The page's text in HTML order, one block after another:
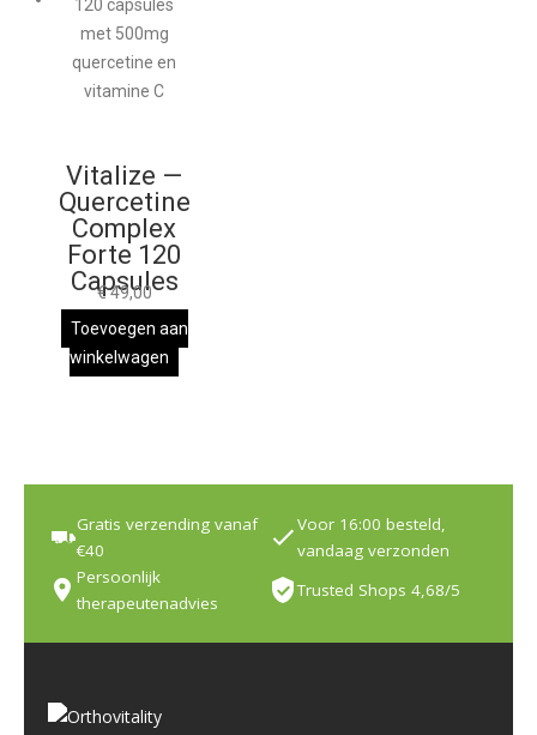
Vitalize —
Quercetine
Complex
Forte 120
Capsules
€49,00
Toevoegen aan
winkelwagen
Gratis verzending vanaf
€40
Voor 16:00 besteld,
vandaag verzonden
Persoonlijk
therapeutenadvies
Trusted Shops 4,68/5